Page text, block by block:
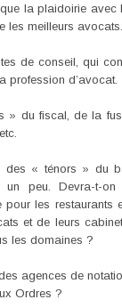
la plaidoirie avec
les meilleurs avocats.
de conseil, qui
profession d’avocat.
» du fiscal, de la
des « ténors » du
un peu. Devra-t-
pour les restaurants
et de leurs
les domaines ?
agences de
Ordres ?